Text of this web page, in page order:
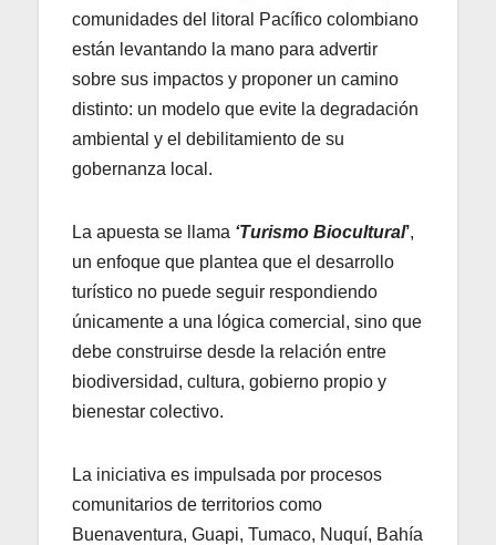
comunidades del litoral Pacífico colombiano
están levantando la mano para advertir
sobre sus impactos y proponer un camino
distinto: un modelo que evite la degradación
ambiental y el debilitamiento de su
gobernanza local.
La apuesta se llama ‘Turismo Biocultural’,
un enfoque que plantea que el desarrollo
turístico no puede seguir respondiendo
únicamente a una lógica comercial, sino que
debe construirse desde la relación entre
biodiversidad, cultura, gobierno propio y
bienestar colectivo.
La iniciativa es impulsada por procesos
comunitarios de territorios como
Buenaventura, Guapi, Tumaco, Nuquí, Bahía